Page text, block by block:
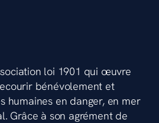
loi 1901 qui œuvre
bénévolement et
humaines en danger, en mer
Grâce à son agrément de